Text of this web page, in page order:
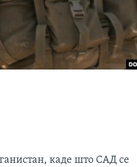
каде што САД се